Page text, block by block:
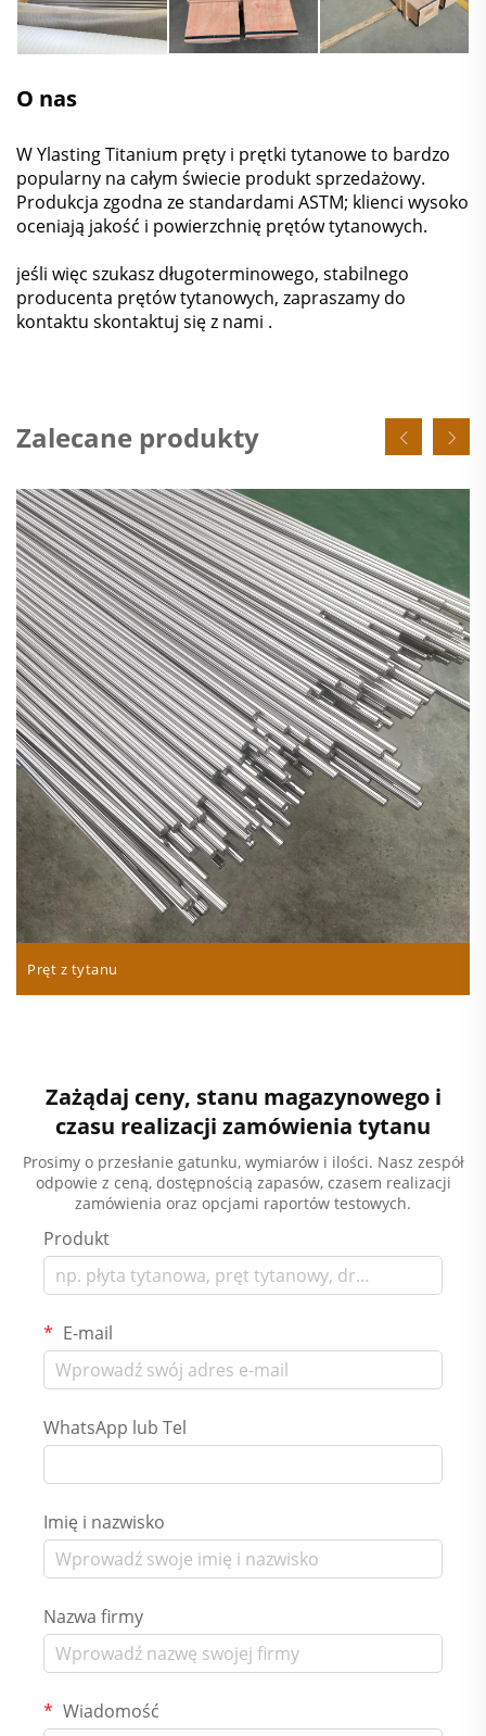
O nas
W Ylasting Titanium pręty i prętki tytanowe to bardzo
popularny na całym świecie produkt sprzedażowy.
Produkcja zgodna ze standardami ASTM; klienci wysoko
oceniają jakość i powierzchnię prętów tytanowych.
jeśli więc szukasz długoterminowego, stabilnego
producenta prętów tytanowych, zapraszamy do
kontaktu skontaktuj się z nami .
Zalecane produkty
Pręt z tytanu
Zażądaj ceny, stanu magazynowego i
czasu realizacji zamówienia tytanu
Prosimy o przesłanie gatunku, wymiarów i ilości. Nasz zespół
odpowie z ceną, dostępnością zapasów, czasem realizacji
zamówienia oraz opcjami raportów testowych.
Produkt
E-mail
WhatsApp lub Tel
Imię i nazwisko
Nazwa firmy
Wiadomość